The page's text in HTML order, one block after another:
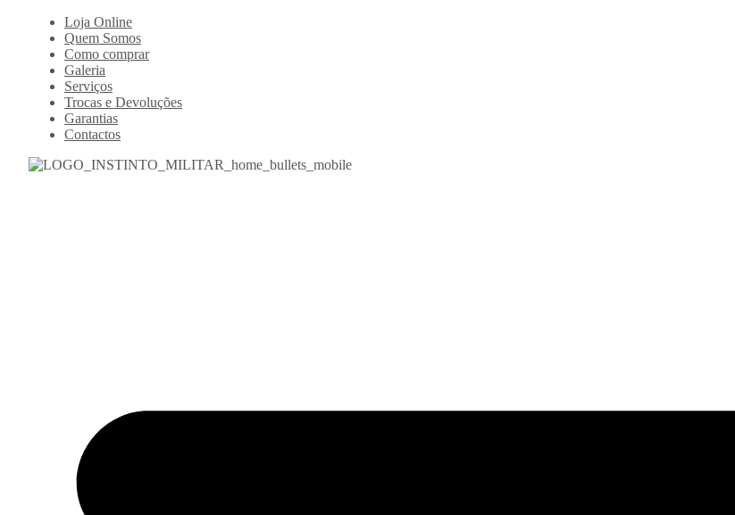
Loja Online
Quem Somos
Como comprar
Galeria
Serviços
Trocas e Devoluções
Garantias
Contactos